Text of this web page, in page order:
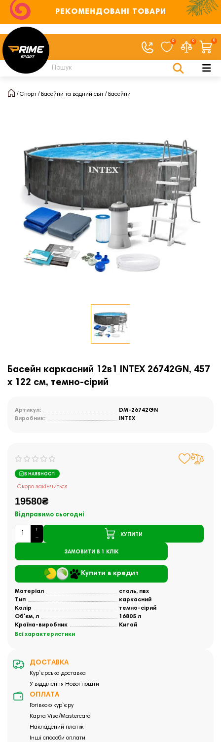
РЕКОМЕНДОВАНІ ТОВАРИ
0 0 0
Спорт Басейни та водний світ Басейни
Басейн каркасний 12в1 INTEX 26742GN, 457
x 122 см, темно-сірий
Артикул:
DM-26742GN
Виробник:
INTEX
В НАЯВНОСТІ
Скоро закінчиться
19580₴
Відправимо сьогодні
КУПИТИ
ЗАМОВИТИ В 1 КЛІК
Купити в кредит
Матеріал
сталь, пвх
Тип
каркасний
Колір
темно-сірий
Об'єм, л
16805 л
Країна-виробник
Китай
Всі характеристики
ДОСТАВКА
Кур`єрська доставка
У відділення Нової пошти
ОПЛАТА
Готівкою кур`єру
Карта Visa/Mastercard
Накладений платіж
Інші способи оплати